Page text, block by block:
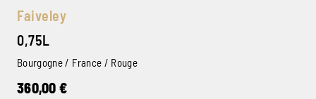
Faiveley
0,75L
Bourgogne / France / Rouge
360,00 €